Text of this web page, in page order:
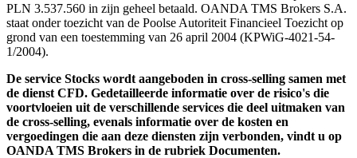
PLN 3.537.560 in zijn geheel betaald. OANDA TMS Brokers S.A.
staat onder toezicht van de Poolse Autoriteit Financieel Toezicht op
grond van een toestemming van 26 april 2004 (KPWiG-4021-54-
1/2004).
De service Stocks wordt aangeboden in cross-selling samen met
de dienst CFD. Gedetailleerde informatie over de risico's die
voortvloeien uit de verschillende services die deel uitmaken van
de cross-selling, evenals informatie over de kosten en
vergoedingen die aan deze diensten zijn verbonden, vindt u op
OANDA TMS Brokers in de rubriek Documenten.